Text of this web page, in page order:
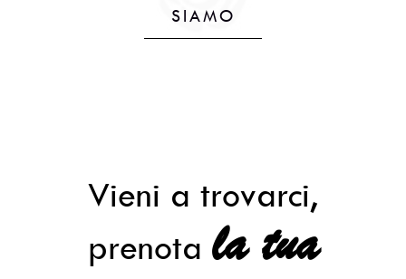
SIAMO
Vieni a trovarci,
prenota la tua